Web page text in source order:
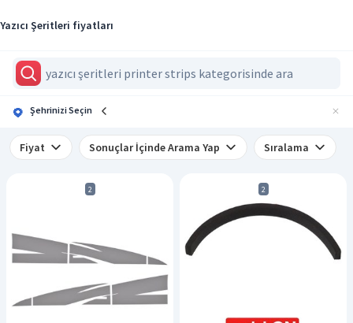
Yazıcı Şeritleri fiyatları
Şehrinizi Seçin
Fiyat Sonuçlar İçinde Arama Yap Sıralama
2 2